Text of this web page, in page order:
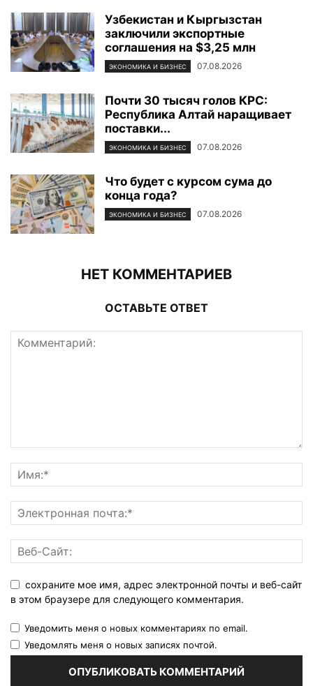
Узбекистан и Кыргызстан
заключили экспортные
соглашения на $3,25 млн
ЭКОНОМИКА И БИЗНЕС 07.08.2026
Почти 30 тысяч голов КРС:
Республика Алтай наращивает
поставки...
ЭКОНОМИКА И БИЗНЕС 07.08.2026
Что будет с курсом сума до
конца года?
ЭКОНОМИКА И БИЗНЕС 07.08.2026
НЕТ КОММЕНТАРИЕВ
ОСТАВЬТЕ ОТВЕТ
сохраните мое имя, адрес электронной почты и веб-сайт
в этом браузере для следующего комментария.
Уведомить меня о новых комментариях по email.
Уведомлять меня о новых записях почтой.